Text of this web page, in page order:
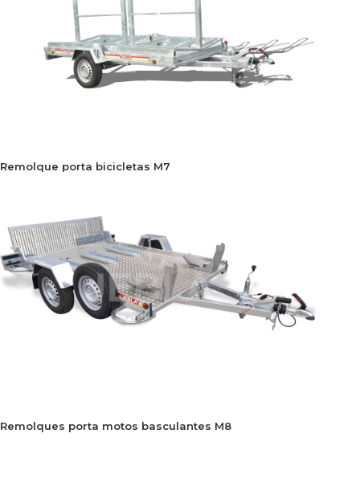
Remolque porta bicicletas M7
Remolques porta motos basculantes M8